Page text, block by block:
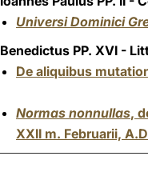
Universi Dominici
Benedictus PP. XVI -
De aliquibus
Normas nonnullas,
XXII m. Februarii,